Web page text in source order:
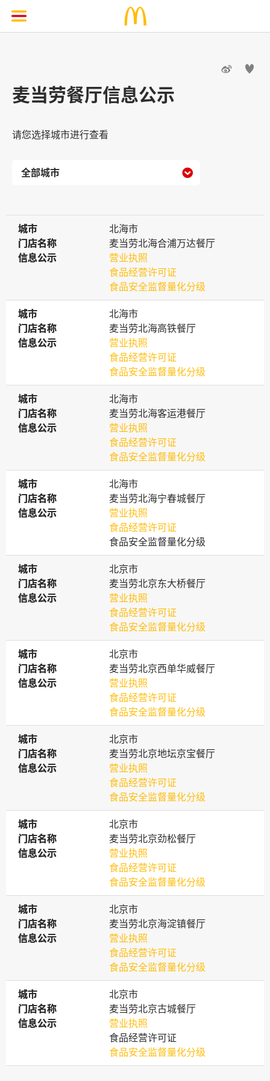
 
麦当劳餐厅信息公示
请您选择城市进行查看

城市
城市
北海市
门店名称
门店名称
麦当劳北海合浦万达餐厅
信息公示
信息公示
营业执照
食品经营许可证
食品安全监督量化分级
城市
城市
北海市
门店名称
门店名称
麦当劳北海高铁餐厅
信息公示
信息公示
营业执照
食品经营许可证
食品安全监督量化分级
城市
城市
北海市
门店名称
门店名称
麦当劳北海客运港餐厅
信息公示
信息公示
营业执照
食品经营许可证
食品安全监督量化分级
城市
城市
北海市
门店名称
门店名称
麦当劳北海宁春城餐厅
信息公示
信息公示
营业执照
食品经营许可证
食品安全监督量化分级
城市
城市
北京市
门店名称
门店名称
麦当劳北京东大桥餐厅
信息公示
信息公示
营业执照
食品经营许可证
食品安全监督量化分级
城市
城市
北京市
门店名称
门店名称
麦当劳北京西单华威餐厅
信息公示
信息公示
营业执照
食品经营许可证
食品安全监督量化分级
城市
城市
北京市
门店名称
门店名称
麦当劳北京地坛京宝餐厅
信息公示
信息公示
营业执照
食品经营许可证
食品安全监督量化分级
城市
城市
北京市
门店名称
门店名称
麦当劳北京劲松餐厅
信息公示
信息公示
营业执照
食品经营许可证
食品安全监督量化分级
城市
城市
北京市
门店名称
门店名称
麦当劳北京海淀镇餐厅
信息公示
信息公示
营业执照
食品经营许可证
食品安全监督量化分级
城市
城市
北京市
门店名称
门店名称
麦当劳北京古城餐厅
信息公示
信息公示
营业执照
食品经营许可证
食品安全监督量化分级